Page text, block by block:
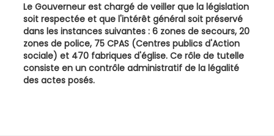
Le Gouverneur est chargé de veiller que la législation
soit respectée et que l'intérêt général soit préservé
dans les instances suivantes : 6 zones de secours, 20
zones de police, 75 CPAS (Centres publics d'Action
sociale) et 470 fabriques d'église. Ce rôle de tutelle
consiste en un contrôle administratif de la légalité
des actes posés.